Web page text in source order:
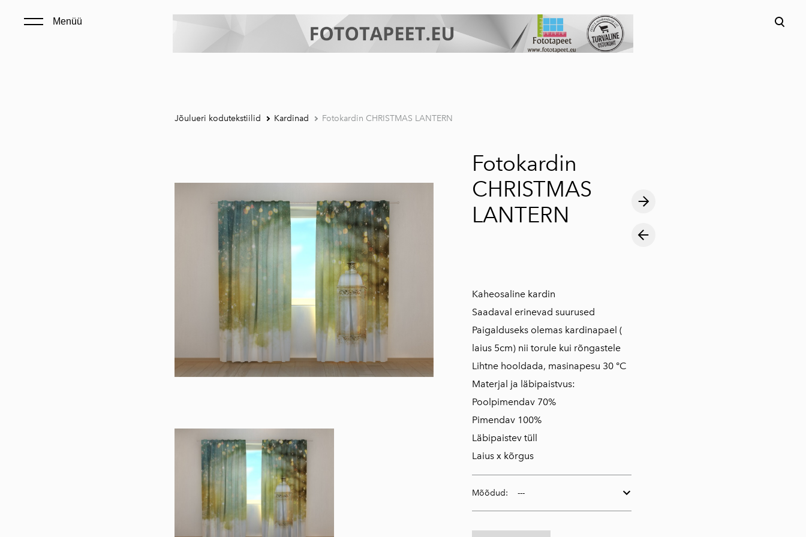
Menüü
lisati ostukorvi.
Jõulueri kodutekstiilid Kardinad Fotokardin CHRISTMAS LANTERN
Fotokardin
CHRISTMAS
LANTERN
Kaheosaline kardin
Saadaval erinevad suurused
Paigalduseks olemas kardinapael (
laius 5cm) nii torule kui rõngastele
Lihtne hooldada, masinapesu 30 °C
Materjal ja läbipaistvus:
Poolpimendav 70%
Pimendav 100%
Läbipaistev tüll
Laius x kõrgus
Mõõdud: